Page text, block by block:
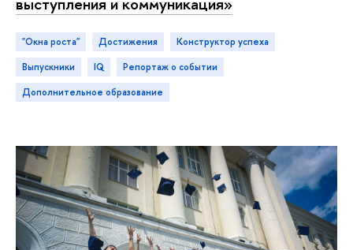
"Окна роста" достижения
конструктор успеха
ыпускники
IQ
репортаж о событии
дополнительное образование